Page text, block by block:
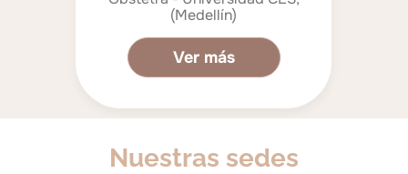
(Medellín)
Ver más
Nuestras sedes